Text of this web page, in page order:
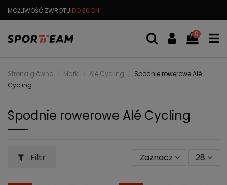
DARMOWAWYMIANA TOWARU
0
Strona główna Marki Alé Cycling
Spodnie rowerowe Alé
Cycling
Spodnie rowerowe Alé Cycling
Filtr Zaznacz 28